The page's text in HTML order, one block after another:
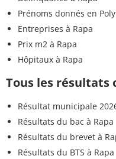
Prénoms donnés en
Entreprises à Rapa
Prix m2 à Rapa
Hôpitaux à Rapa
Tous les résultats
Résultat municipale
Résultats du bac à Rapa
Résultats du brevet à
Résultats du BTS à Rapa